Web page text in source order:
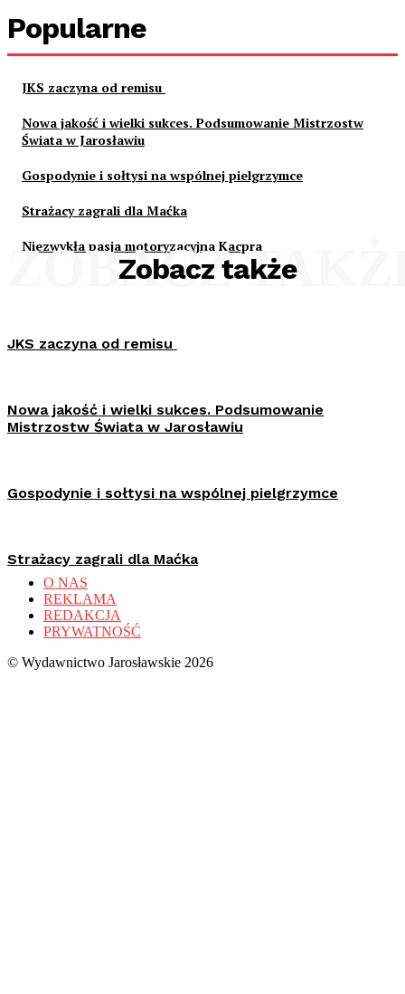
Popularne
JKS zaczyna od remisu
Nowa jakość i wielki sukces. Podsumowanie Mistrzostw
Świata w Jarosławiu
Gospodynie i sołtysi na wspólnej pielgrzymce
Strażacy zagrali dla Maćka
Niezwykła pasja motoryzacyjna Kacpra
Zobacz także
ZOBACZ
JKS zaczyna od remisu
Nowa jakość i wielki sukces. Podsumowanie
Mistrzostw Świata w Jarosławiu
Gospodynie i sołtysi na wspólnej pielgrzymce
Strażacy zagrali dla Maćka
O NAS
REKLAMA
REDAKCJA
PRYWATNOŚĆ
© Wydawnictwo Jarosławskie 2026